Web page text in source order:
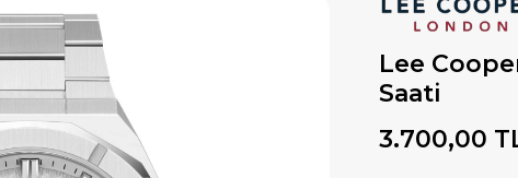
Lee
Saati
3.700,00